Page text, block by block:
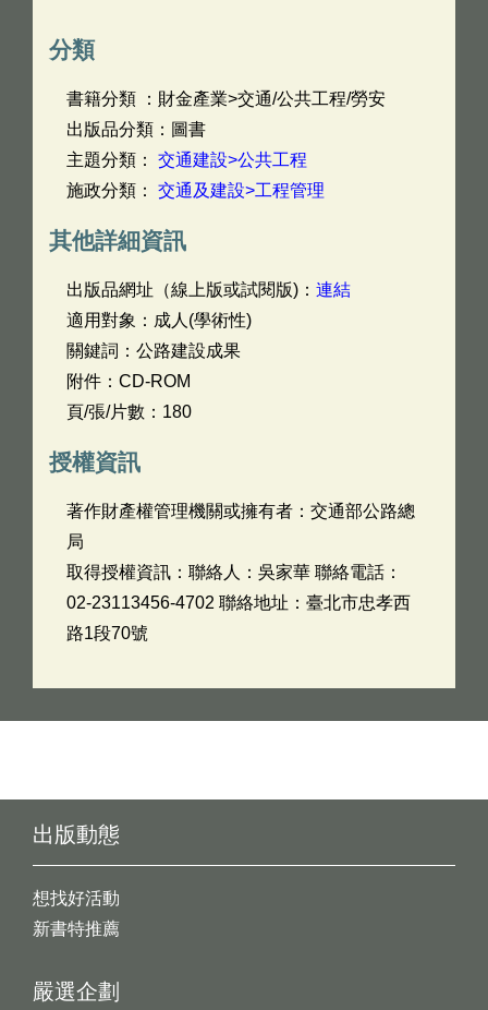
分類
書籍分類 ：財金產業>交通/公共工程/勞安
出版品分類：圖書
主題分類： 交通建設>公共工程
施政分類： 交通及建設>工程管理
其他詳細資訊
出版品網址（線上版或試閱版)： 連結
適用對象：成人(學術性)
關鍵詞：公路建設成果
附件：CD-ROM
頁/張/片數：180
授權資訊
著作財產權管理機關或擁有者：交通部公路總
局
取得授權資訊：聯絡人：吳家華 聯絡電話：
02-23113456-4702 聯絡地址：臺北市忠孝西
路1段70號
出版動態
想找好活動
新書特推薦
嚴選企劃